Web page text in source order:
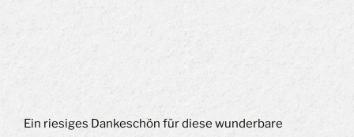
Ein riesiges Dankeschön für diese wunderbare